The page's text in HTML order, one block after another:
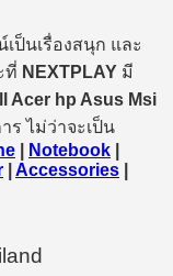
ป็นเรื่องสนุก และ
ที่ NEXTPLAY มี
Acer hp Asus Msi
ไม่ว่าจะเป็น
Notebook
Accessories